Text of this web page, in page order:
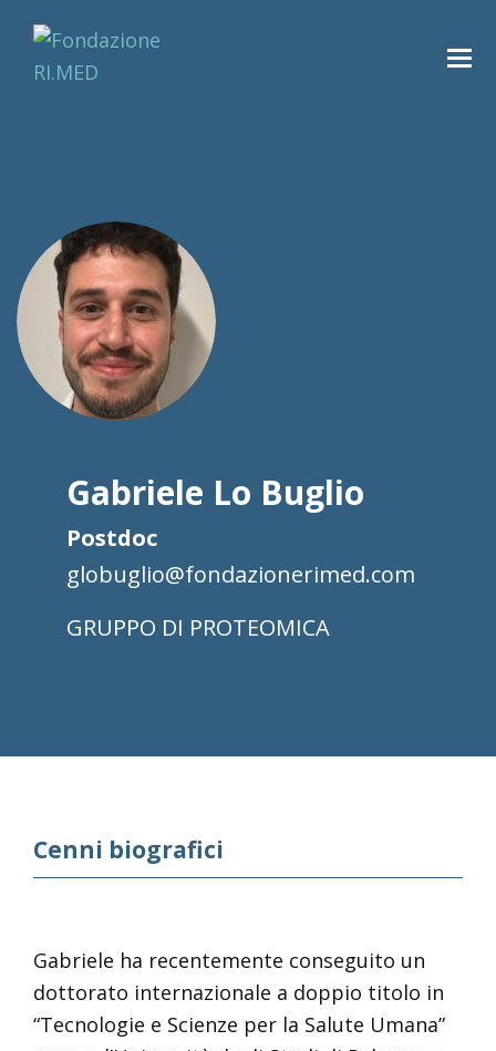
Gabriele Lo Buglio
Postdoc
globuglio@fondazionerimed.com
PROTEOMICA
Cenni biografici
Gabriele ha recentemente conseguito un
dottorato internazionale a doppio titolo in
“Tecnologie e Scienze per la Salute Umana”